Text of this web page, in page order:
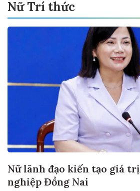
Nữ Trí thức
Nữ lãnh đạo kiến tạo giá
nghiệp Đồng Nai